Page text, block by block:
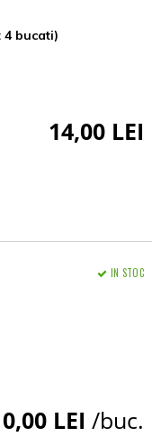
4 bucati)
14,00 LEI
IN STOC
LEI /buc.